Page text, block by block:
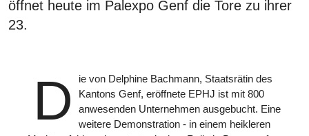
öffnet heute im Palexpo Genf die Tore zu ihrer
23.
D
ie von Delphine Bachmann, Staatsrätin des
Kantons Genf, eröffnete EPHJ ist mit 800
anwesenden Unternehmen ausgebucht. Eine
weitere Demonstration - in einem heikleren